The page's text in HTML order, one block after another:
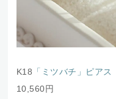
K18 「ミツバチ」ピアス
10,560円